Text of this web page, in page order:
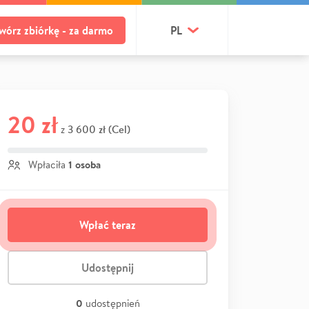
zbiórkę - za darmo PL
20 zł z 3 600 zł (Cel)
Wpłaciła 1 osoba
Wpłać teraz
Udostępnij
0 udostępnień